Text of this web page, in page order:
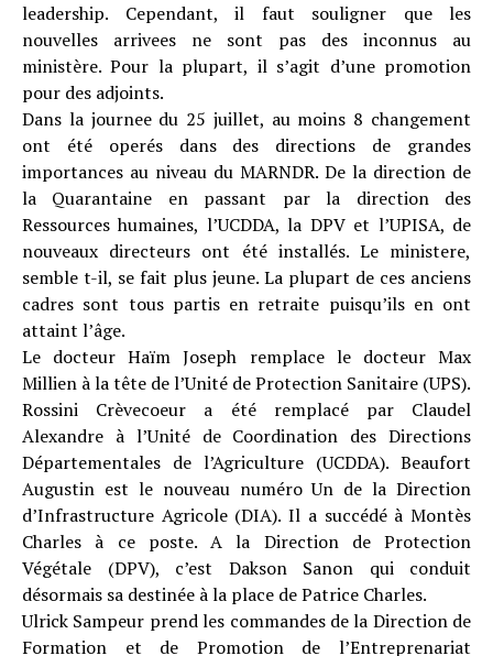
leadership. Cependant, il faut souligner que les
nouvelles arrivees ne sont pas des inconnus au
ministère. Pour la plupart, il s’agit d’une promotion
pour des adjoints.
Dans la journee du 25 juillet, au moins 8 changement
ont été operés dans des directions de grandes
importances au niveau du MARNDR. De la direction de
la Quarantaine en passant par la direction des
Ressources humaines, l’UCDDA, la DPV et l’UPISA, de
nouveaux directeurs ont été installés. Le ministere,
semble t-il, se fait plus jeune. La plupart de ces anciens
cadres sont tous partis en retraite puisqu’ils en ont
attaint l’âge.
Le docteur Haïm Joseph remplace le docteur Max
Millien à la tête de l’Unité de Protection Sanitaire (UPS).
Rossini Crèvecoeur a été remplacé par Claudel
Alexandre à l’Unité de Coordination des Directions
Départementales de l’Agriculture (UCDDA). Beaufort
Augustin est le nouveau numéro Un de la Direction
d’Infrastructure Agricole (DIA). Il a succédé à Montès
Charles à ce poste. A la Direction de Protection
Végétale (DPV), c’est Dakson Sanon qui conduit
désormais sa destinée à la place de Patrice Charles.
Ulrick Sampeur prend les commandes de la Direction de
Formation et de Promotion de l’Entreprenariat